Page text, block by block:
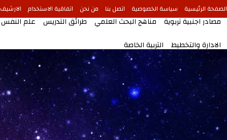
الصفحة الرئيسية سياسة الخصوصية اتصل بنا من نحن اتفاقية الاستخدام الارشيف
مصادر اجنبية تربوية مناهج البحث العلمي طرائق التدريس علم النفس
الادارة والتخطيط
التربية الخاصة